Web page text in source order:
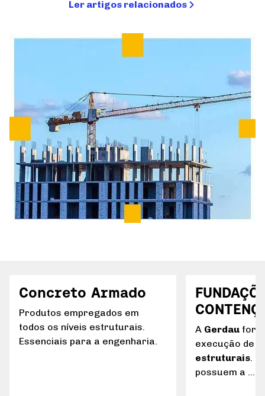
Simulador de PisosLer artigos relacionados
Concreto Armado
Produtos empregados em
todos os níveis estruturais.
Essenciais para a engenharia.
A Gerdau
execução de
estruturais.
possuem a ...